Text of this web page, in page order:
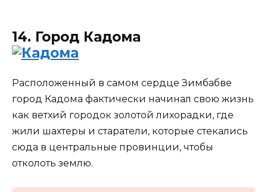
14. Город Кадома
Расположенный в самом сердце Зимбабве
город Кадома фактически начинал свою жизнь
как ветхий городок золотой лихорадки, где
жили шахтеры и старатели, которые стекались
сюда в центральные провинции, чтобы
отколоть землю.